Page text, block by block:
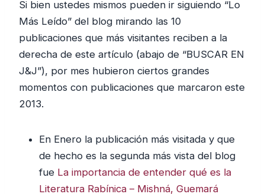
Si bien ustedes mismos pueden ir siguiendo “Lo
Más Leído” del blog mirando las 10
publicaciones que más visitantes reciben a la
derecha de este artículo (abajo de “BUSCAR EN
J&J”), por mes hubieron ciertos grandes
momentos con publicaciones que marcaron este
2013.
En Enero la publicación más visitada y que
de hecho es la segunda más vista del blog
fue La importancia de entender qué es la
Literatura Rabínica – Mishná, Guemará